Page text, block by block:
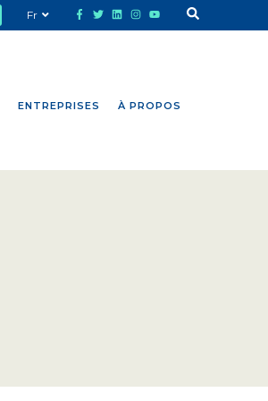
ENTREPRISES À PROPOS
Fr